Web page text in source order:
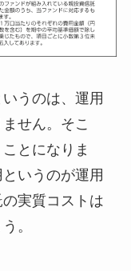
うのは、運用
せん。そこ
とになりま
いうのが運用
実質コストは
。